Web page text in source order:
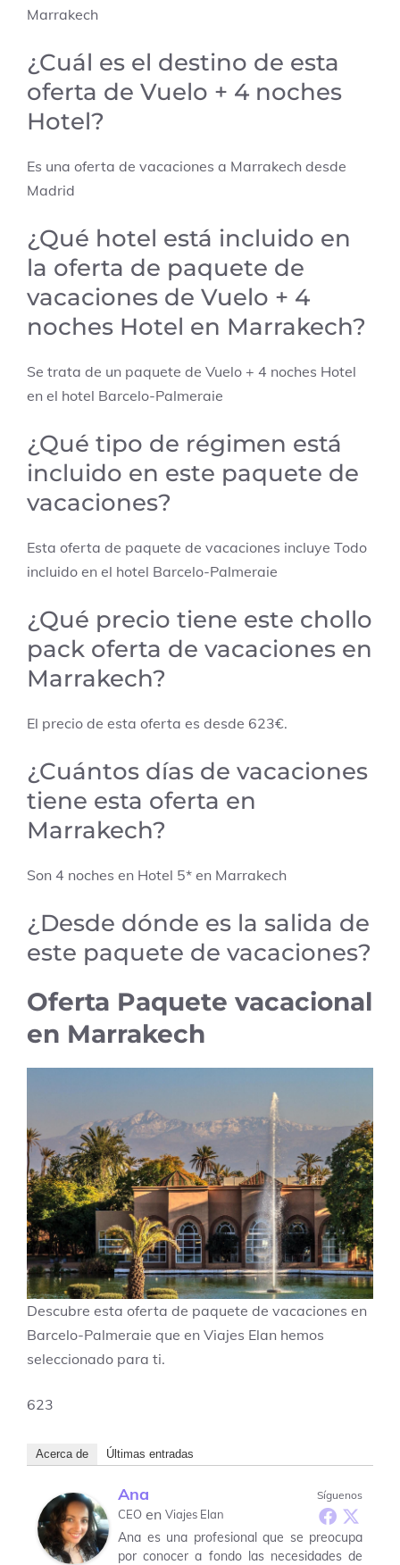
Marrakech
¿Cuál es el destino de esta
oferta de Vuelo + 4 noches
Hotel?
Es una oferta de vacaciones a Marrakech desde
Madrid
¿Qué hotel está incluido en
la oferta de paquete de
vacaciones de Vuelo + 4
noches Hotel en Marrakech?
Se trata de un paquete de Vuelo + 4 noches Hotel
en el hotel Barcelo-Palmeraie
¿Qué tipo de régimen está
incluido en este paquete de
vacaciones?
Esta oferta de paquete de vacaciones incluye Todo
incluido en el hotel Barcelo-Palmeraie
¿Qué precio tiene este chollo
pack oferta de vacaciones en
Marrakech?
El precio de esta oferta es desde 623€.
¿Cuántos días de vacaciones
tiene esta oferta en
Marrakech?
Son 4 noches en Hotel 5* en Marrakech
¿Desde dónde es la salida de
este paquete de vacaciones?
Oferta Paquete vacacional
en Marrakech
Descubre esta oferta de paquete de vacaciones en
Barcelo-Palmeraie que en Viajes Elan hemos
seleccionado para ti.
623
Acerca de Últimas entradas
Síguenos
Ana
CEO en Viajes Elan
Ana es una profesional que se preocupa
por conocer a fondo las necesidades de